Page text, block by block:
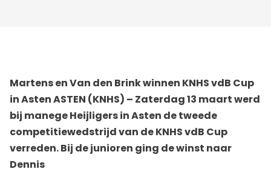
Martens en Van den Brink winnen KNHS vdB Cup
in Asten ASTEN (KNHS) – Zaterdag 13 maart werd
bij manege Heijligers in Asten de tweede
competitiewedstrijd van de KNHS vdB Cup
verreden. Bij de junioren ging de winst naar
Dennis